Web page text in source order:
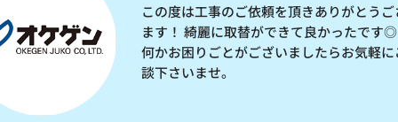
この度は工事のご依頼を頂きありがとうご
ます！ 綺麗に取替ができて良かったです
何かお困りごとがございましたらお気軽に
談下さいませ。